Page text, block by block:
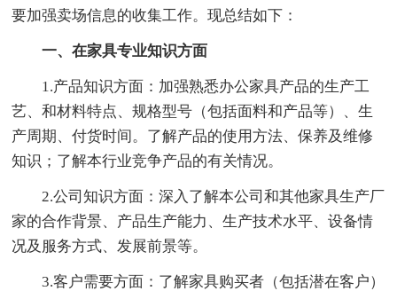
要加强卖场信息的收集工作。现总结如下：
一、在家具专业知识方面
1.产品知识方面：加强熟悉办公家具产品的生产工
艺、和材料特点、规格型号（包括面料和产品等）、生
产周期、付货时间。了解产品的使用方法、保养及维修
知识；了解本行业竞争产品的有关情况。
2.公司知识方面：深入了解本公司和其他家具生产厂
家的合作背景、产品生产能力、生产技术水平、设备情
况及服务方式、发展前景等。
3.客户需要方面：了解家具购买者（包括潜在客户）